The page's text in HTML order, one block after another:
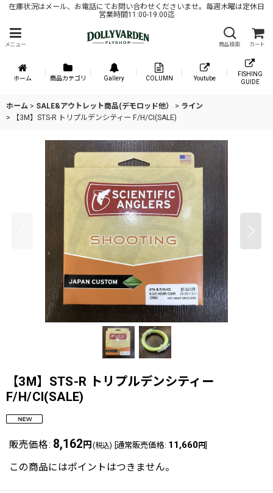
在庫状況はメール、お電話にてお問い合わせくださいませ。毎週木曜は定休日
営業時間11:00-19:00迄
メニュー 商品検索 カート
ホーム 商品カテゴリ Gallery COLUMN Youtube
FISHING
GUIDE
ホーム > SALE&アウトレット商品(デモロッド他） > ライン
>
【3M】STS-R トリプルデンシティー F/H/CI(SALE)
【3M】STS-R トリプルデンシティー
F/H/CI(SALE)
販売価格: 8,162 円 (税込) 通常販売価格: 11,660円
この商品にはポイントはつきません。